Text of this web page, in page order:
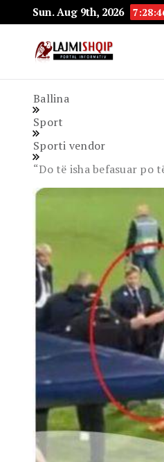
Sun. Aug 9th, 2026
Ballina
Sport
Sporti vendor
“Do të isha befasuar po